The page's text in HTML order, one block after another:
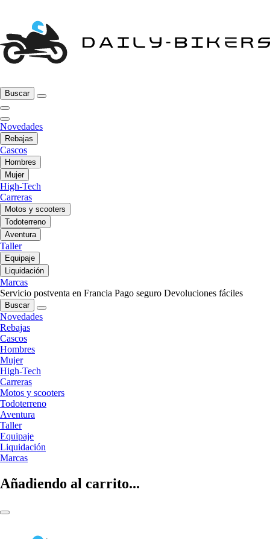
Buscar
Novedades
Rebajas
Cascos
Hombres
Mujer
High-Tech
Carreras
Motos y scooters
Todoterreno
Aventura
Taller
Equipaje
Liquidación
Marcas
Servicio postventa en Francia Pago seguro Devoluciones fáciles
Buscar
Novedades
Rebajas
Cascos
Hombres
Mujer
High-Tech
Carreras
Motos y scooters
Todoterreno
Aventura
Taller
Equipaje
Liquidación
Marcas
Añadiendo al carrito...